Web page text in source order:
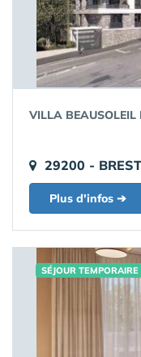
VILLA BEAUSOLEIL
29200 - BREST
Plus d'infos ➔
SÉJOUR TEMPORAIRE